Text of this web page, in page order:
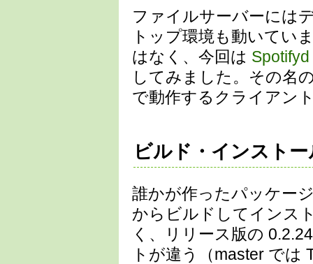
ファイルサーバーには
トップ環境も動いてい
はなく、今回は Spotifyd
してみました。その名
で動作するクライアン
ビルド・インストー
誰かが作ったパッケー
からビルドしてインス
く、リリース版の
トが違う（master では